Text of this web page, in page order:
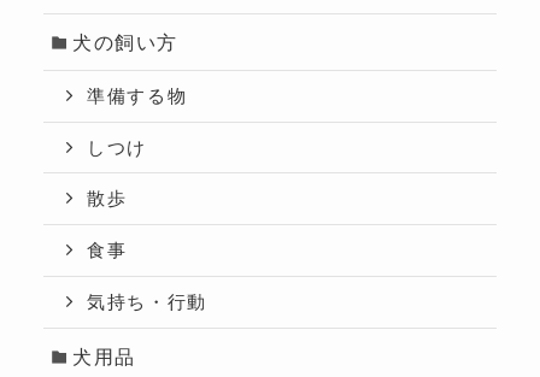
犬の飼い方
準備する物
しつけ
散歩
食事
気持ち・行動
犬用品